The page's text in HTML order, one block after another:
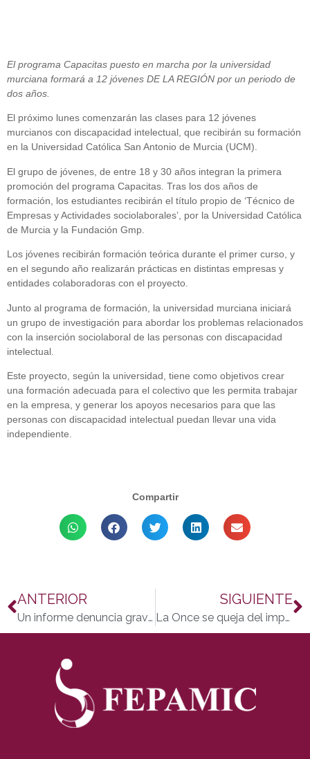
El programa Capacitas puesto en marcha por la universidad
murciana formará a 12 jóvenes DE LA REGIÓN por un periodo de
dos años.
El próximo lunes comenzarán las clases para 12 jóvenes
murcianos con discapacidad intelectual, que recibirán su formación
en la Universidad Católica San Antonio de Murcia (UCM).
El grupo de jóvenes, de entre 18 y 30 años integran la primera
promoción del programa Capacitas. Tras los dos años de
formación, los estudiantes recibirán el título propio de ‘Técnico de
Empresas y Actividades sociolaborales’, por la Universidad Católica
de Murcia y la Fundación Gmp.
Los jóvenes recibirán formación teórica durante el primer curso, y
en el segundo año realizarán prácticas en distintas empresas y
entidades colaboradoras con el proyecto.
Junto al programa de formación, la universidad murciana iniciará
un grupo de investigación para abordar los problemas relacionados
con la inserción sociolaboral de las personas con discapacidad
intelectual.
Este proyecto, según la universidad, tiene como objetivos crear
una formación adecuada para el colectivo que les permita trabajar
en la empresa, y generar los apoyos necesarios para que las
personas con discapacidad intelectual puedan llevar una vida
independiente.
Compartir
ANTERIOR
Un informe denuncia graves abusos a discapacitados mentales en Ghana
SIGUIENTE
La Once se queja del impuesto sobre las loterías propuesto por el Gobierno